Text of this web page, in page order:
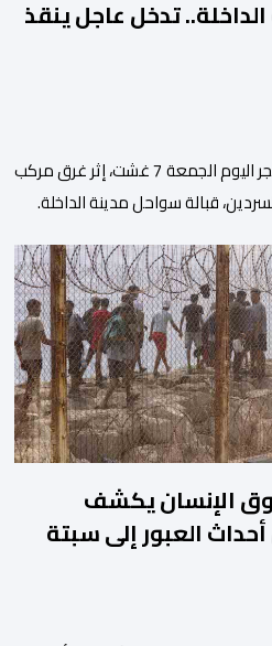
تدخل عاجل ينقذ
نجا 18 بحارا من موت محقق، فجر اليوم الجمعة 7 غشت، إثر غرق مركب
قبالة سواحل مدينة الداخلة.
مزاولته نشاط الصيد البحري، قبل
بغرقه، ما استنفر عدداً من مراكب […]
الإنسان يكشف
العبور إلى سبتة